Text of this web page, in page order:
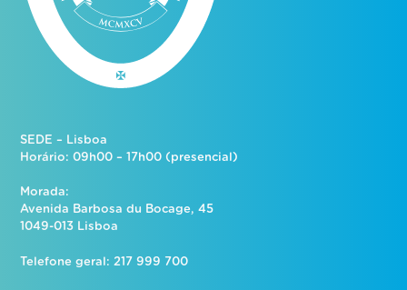
SEDE – Lisboa
Horário: 09h00 – 17h00 (presencial)
Morada:
Avenida Barbosa du Bocage, 45
1049-013 Lisboa
Telefone geral: 217 999 700